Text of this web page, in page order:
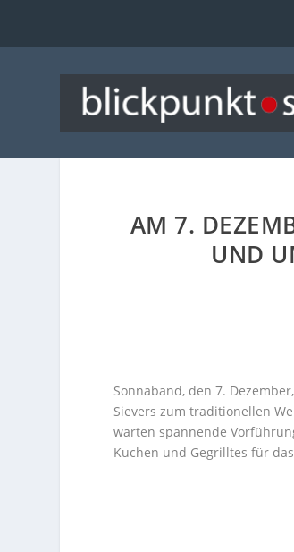
AM 7.
UND
Sonnaband, den 7.
Sievers zum traditionellen
warten spannende
Kuchen und Gegrilltes für